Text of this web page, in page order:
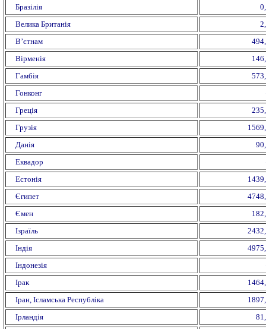
Бразілія
Велика Британія
В’єтнам
Вірменія
Гамбія
Гонконг
Греція
Грузія
Данія
Еквадор
Естонія
Єгипет
Ємен
Ізраїль
Індія
Індонезія
Ірак
Іран, Ісламська Республіка
Ірландія